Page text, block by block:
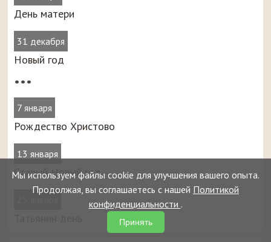
День матери
31 декабря
Новый год
•••
7 января
Рождество Христово
13 января
Старый Новый год
Мы используем файлы cookie для улучшения вашего опыта.
Продолжая, вы соглашаетесь с нашей Политикой
конфиденциальности .
Принять